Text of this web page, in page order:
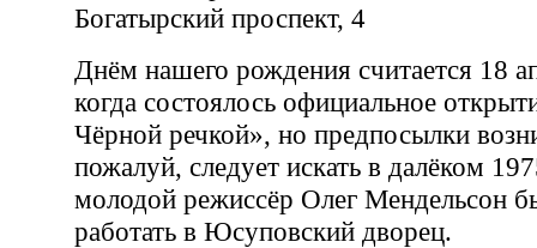
Богатырский проспект, 4
Днём нашего рождения считается 18
когда состоялось официальное
Чёрной речкой», но предпосылки
пожалуй, следует искать в далёком
молодой режиссёр Олег Мендельсон
работать в Юсуповский дворец.